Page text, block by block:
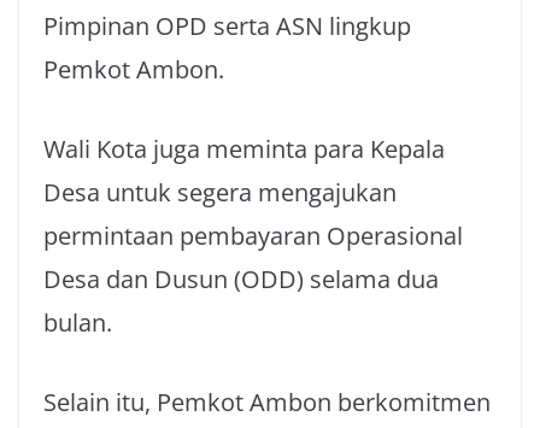
Pimpinan OPD serta ASN lingkup
Pemkot Ambon.
Wali Kota juga meminta para Kepala
Desa untuk segera mengajukan
permintaan pembayaran Operasional
Desa dan Dusun (ODD) selama dua
bulan.
Selain itu, Pemkot Ambon berkomitmen